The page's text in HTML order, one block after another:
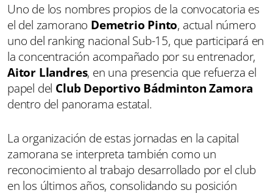
Uno de los nombres propios de la convocatoria es
el del zamorano Demetrio Pinto, actual número
uno del ranking nacional Sub-15, que participará en
la concentración acompañado por su entrenador,
Aitor Llandres, en una presencia que refuerza el
papel del Club Deportivo Bádminton Zamora
dentro del panorama estatal.
La organización de estas jornadas en la capital
zamorana se interpreta también como un
reconocimiento al trabajo desarrollado por el club
en los últimos años, consolidando su posición